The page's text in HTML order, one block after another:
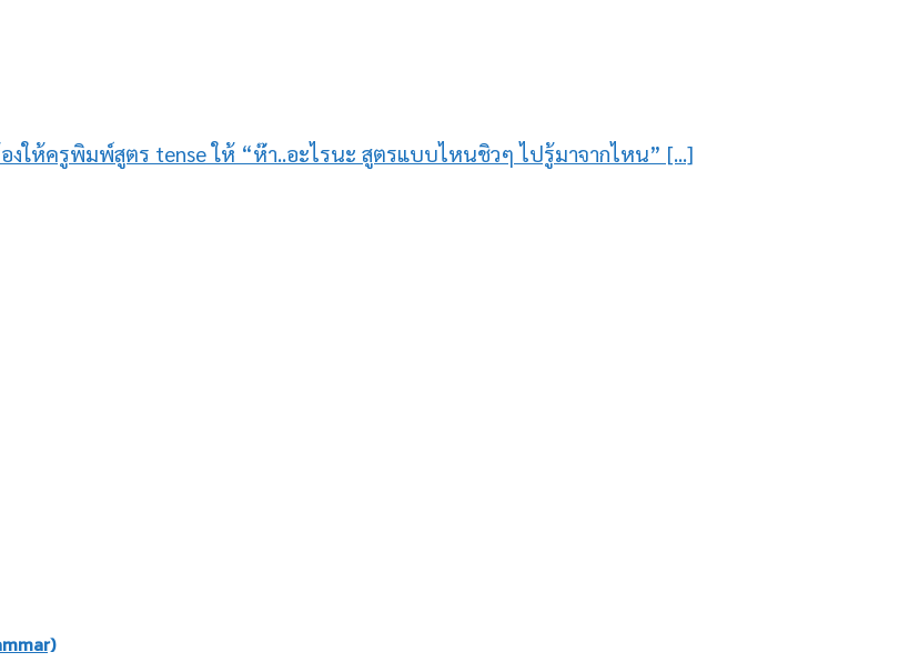
ให้ครูพิมพ์สูตร tense ให้ “ห๊า..อะไรนะ สูตรแบบไหนชิวๆ ไปรู้มาจากไหน” [...]